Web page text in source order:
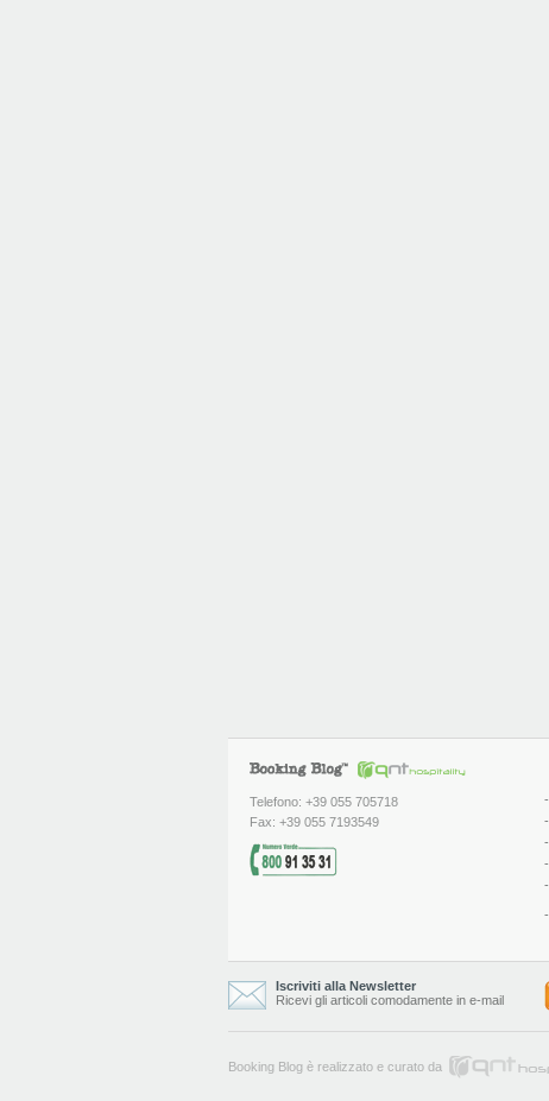
Telefono: +39 055 705718
Fax: +39 055 7193549
-
-
-
-
-
-
Iscriviti alla Newsletter
Ricevi gli articoli comodamente in e-mail
Booking Blog è realizzato e curato da